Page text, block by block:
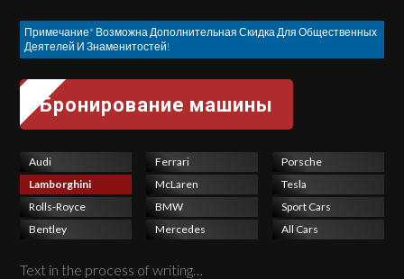
Примечание* Возможна Дополнительная Скидка Для Общественных
Деятелей И Знаменитостей!
Audi
Lamborghini
Rolls-Royce
Bentley
Ferrari
McLaren
BMW
Mercedes
Porsche
Tesla
Sport Cars
All Cars
Text in the process of writing…